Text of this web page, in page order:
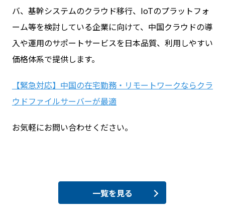
バ、基幹システムのクラウド移行、IoTのプラットフォ
ーム等を検討している企業に向けて、中国クラウドの導
入や運用のサポートサービスを日本品質、利用しやすい
価格体系で提供します。
【緊急対応】中国の在宅勤務・リモートワークならクラ
ウドファイルサーバーが最適
お気軽にお問い合わせください。
一覧を見る